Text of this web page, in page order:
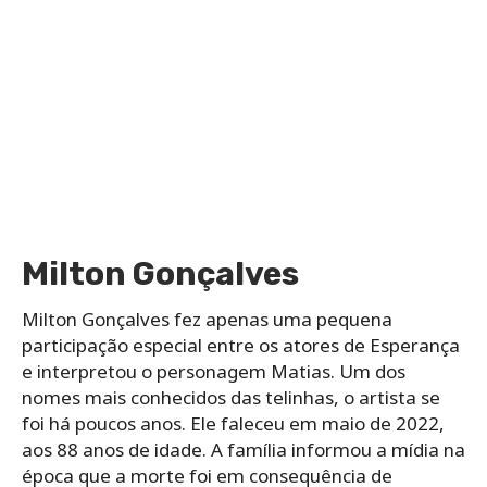
Milton Gonçalves
Milton Gonçalves fez apenas uma pequena
participação especial entre os atores de Esperança
e interpretou o personagem Matias. Um dos
nomes mais conhecidos das telinhas, o artista se
foi há poucos anos. Ele faleceu em maio de 2022,
aos 88 anos de idade. A família informou a mídia na
época que a morte foi em consequência de